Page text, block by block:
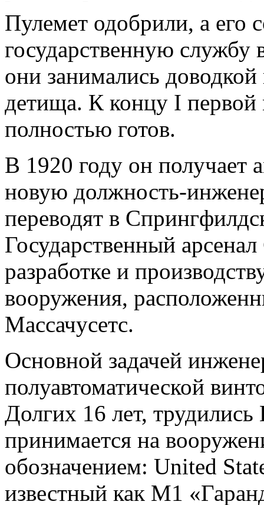
Пулемет одобрили, а его
государственную службу
они занимались
детища. К концу I
полностью готов.
В 1920 году он получает
новую должность-
переводят в
Государственный
разработке и
вооружения,
Массачусетс.
Основной задачей
полуавтоматической
Долгих 16 лет,
принимается на
обозначением: United
известный как М1